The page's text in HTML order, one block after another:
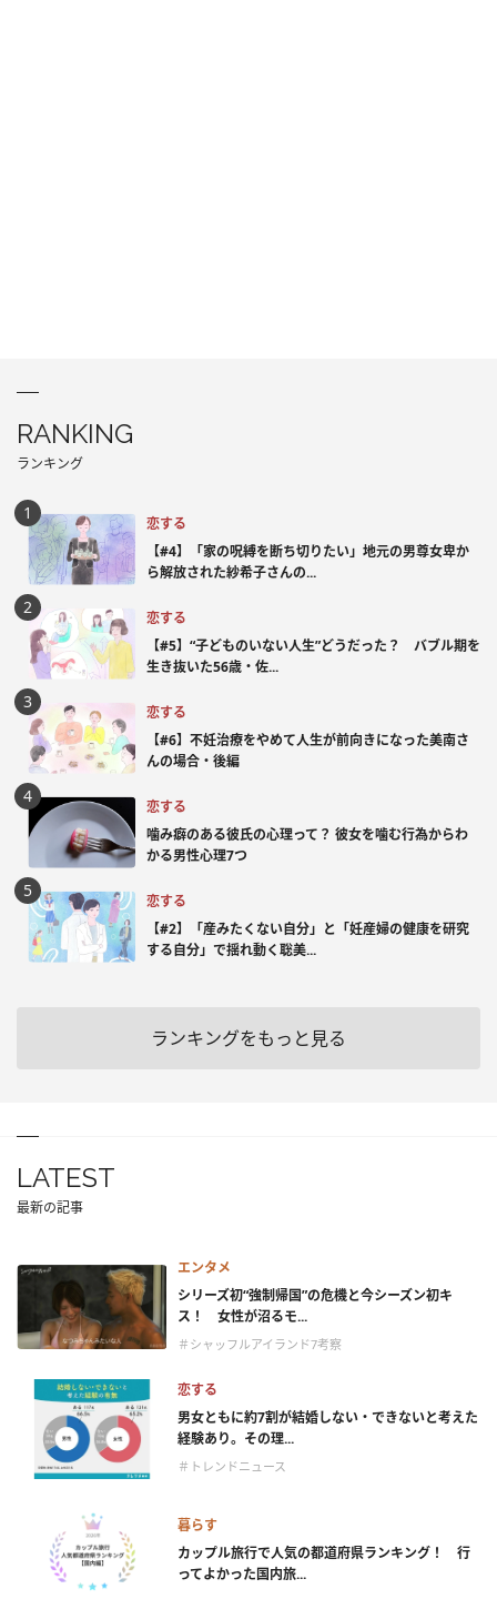
RANKING
ランキング
恋する
【#4】「家の呪縛を断ち切りたい」地元の男尊女卑か
ら解放された紗希子さんの...
恋する
【#5】“子どものいない人生”どうだった？ バブル期を
生き抜いた56歳・佐...
恋する
【#6】不妊治療をやめて人生が前向きになった美南さ
んの場合・後編
恋する
噛み癖のある彼氏の心理って？ 彼女を噛む行為からわ
かる男性心理7つ
恋する
【#2】「産みたくない自分」と「妊産婦の健康を研究
する自分」で揺れ動く聡美...
ランキングをもっと見る
LATEST
最新の記事
エンタメ
シリーズ初“強制帰国”の危機と今シーズン初キ
ス！ 女性が沼るモ...
＃シャッフルアイランド7考察
恋する
男女ともに約7割が結婚しない・できないと考えた
経験あり。その理...
＃トレンドニュース
暮らす
カップル旅行で人気の都道府県ランキング！ 行
ってよかった国内旅...